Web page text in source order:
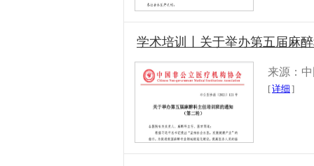
学术培训丨关于举办第五届麻
来源：
[详细 ]